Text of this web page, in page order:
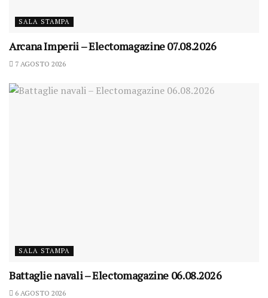
SALA STAMPA
Arcana Imperii – Electomagazine 07.08.2026
7 AGOSTO 2026
SALA STAMPA
Battaglie navali – Electomagazine 06.08.2026
6 AGOSTO 2026